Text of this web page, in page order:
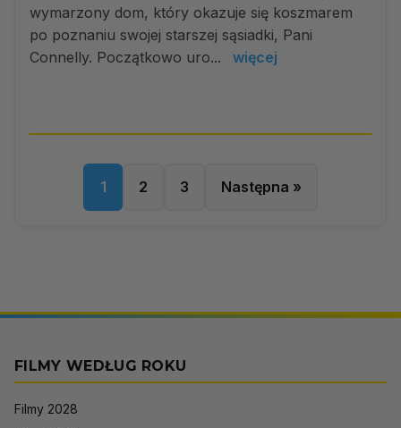
wymarzony dom, który okazuje się koszmarem
po poznaniu swojej starszej sąsiadki, Pani
Connelly. Początkowo uro...
więcej
1 2 3 Następna »
FILMY WEDŁUG ROKU
Filmy 2028